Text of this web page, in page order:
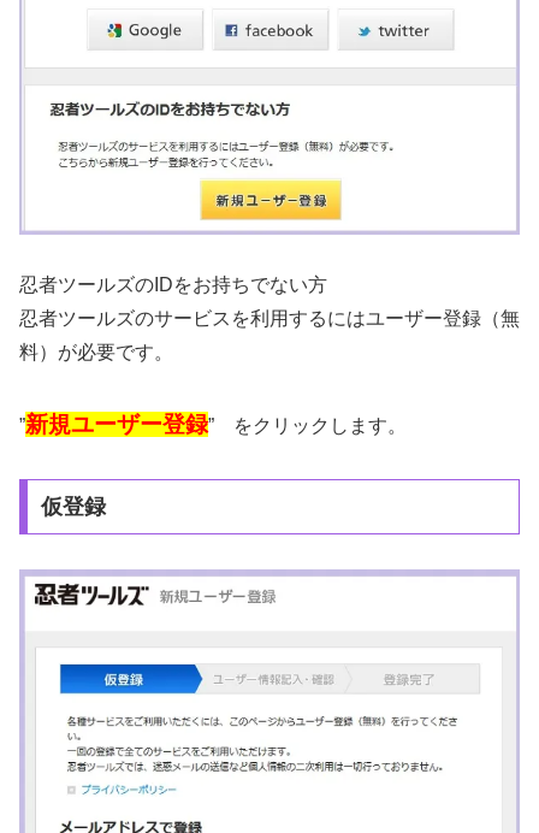
忍者ツールズのIDをお持ちでない方
忍者ツールズのサービスを利用するにはユーザー登録（無
料）が必要です。
”新規ユーザー登録” をクリックします。
仮登録